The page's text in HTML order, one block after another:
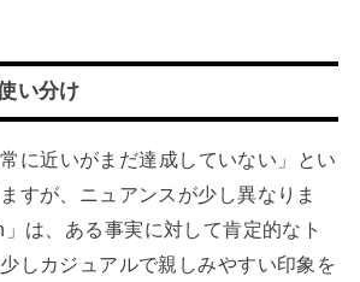
い分け
に近いがまだ達成していない」とい
すが、ニュアンスが少し異なりま
は、ある事実に対して肯定的なト
しカジュアルで親しみやすい印象を